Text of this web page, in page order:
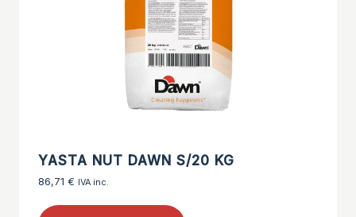
YASTA NUT DAWN S/20 KG
86,71 € IVA inc.